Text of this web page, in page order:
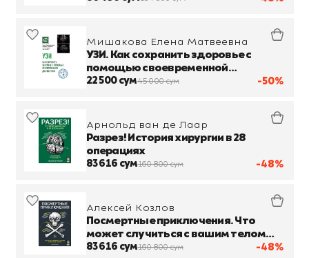
-50%
Мишакова Елена Матвеевна
УЗИ. Как сохранить здоровье с
помощью своевременной
диагностики
22 500 сум45 000 сум
-48%
Арнольд ван де Лаар
Разрез! История хирургии в 28
операциях
83 616 сум160 800 сум
-48%
Алексей Козлов
Посмертные приключения. Что
может случиться с вашим телом
после смерти?
83 616 сум160 800 сум